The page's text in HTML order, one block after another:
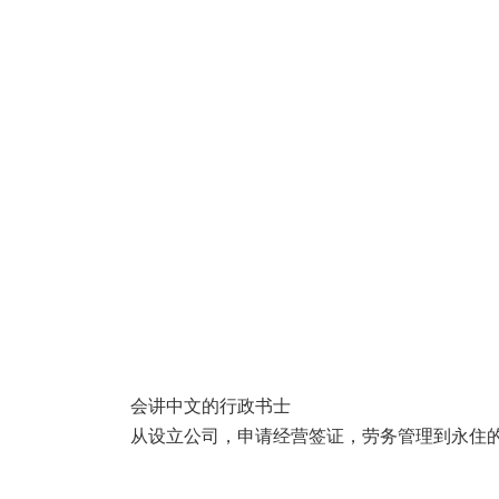
会讲中文的行政书士
从设立公司，申请经营签证，劳务管理到永住